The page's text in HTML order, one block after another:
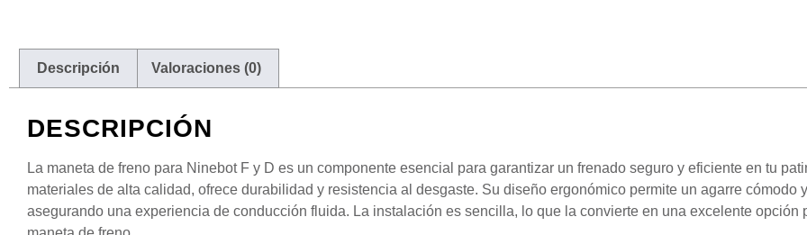
Descripción Valoraciones (0)
DESCRIPCIÓN
La maneta de freno para Ninebot F y D es un componente esencial para garantizar un frenado seguro y eficiente en tu
materiales de alta calidad, ofrece durabilidad y resistencia al desgaste. Su diseño ergonómico permite un agarre cómodo
asegurando una experiencia de conducción fluida. La instalación es sencilla, lo que la convierte en una excelente opción